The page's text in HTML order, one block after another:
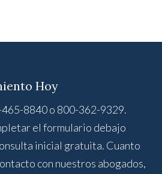
Hoy
465-8840 o 800-362-9329.
el formulario debajo
inicial gratuita. Cuanto
con nuestros abogados,